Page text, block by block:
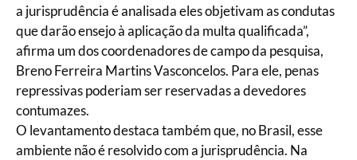
a jurisprudência é analisada eles objetivam as condutas
que darão ensejo à aplicação da multa qualificada”,
afirma um dos coordenadores de campo da pesquisa,
Breno Ferreira Martins Vasconcelos. Para ele, penas
repressivas poderiam ser reservadas a devedores
contumazes.
O levantamento destaca também que, no Brasil, esse
ambiente não é resolvido com a jurisprudência. Na